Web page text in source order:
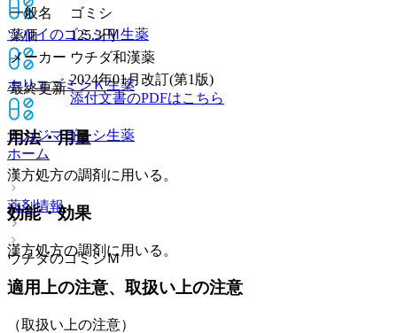
ツルイのゴミシＭ生薬
ホリエゴミシＫ生薬
ナカジマゴミシ生薬
ホーム
薬剤情報
ウチダのゴミシＭ
一般名
ゴミシ
薬価
125.3円
メーカー ウチダ和漢薬
最終更新
2024年01月改訂(第1版)
添付文書のPDFはこちら
用法・用量
漢方処方の調剤に用いる。
効能・効果
漢方処方の調剤に用いる。
適用上の注意、取扱い上の注意
（取扱い上の注意）